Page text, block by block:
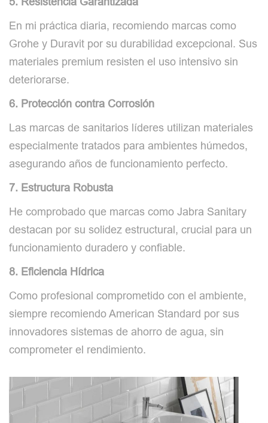
En mi práctica diaria, recomiendo marcas como
Grohe y Duravit por su durabilidad excepcional. Sus
materiales premium resisten el uso intensivo sin
deteriorarse.
6. Protección contra Corrosión
Las marcas de sanitarios líderes utilizan materiales
especialmente tratados para ambientes húmedos,
asegurando años de funcionamiento perfecto.
7. Estructura Robusta
He comprobado que marcas como Jabra Sanitary
destacan por su solidez estructural, crucial para un
funcionamiento duradero y confiable.
8. Eficiencia Hídrica
Como profesional comprometido con el ambiente,
siempre recomiendo American Standard por sus
innovadores sistemas de ahorro de agua, sin
comprometer el rendimiento.